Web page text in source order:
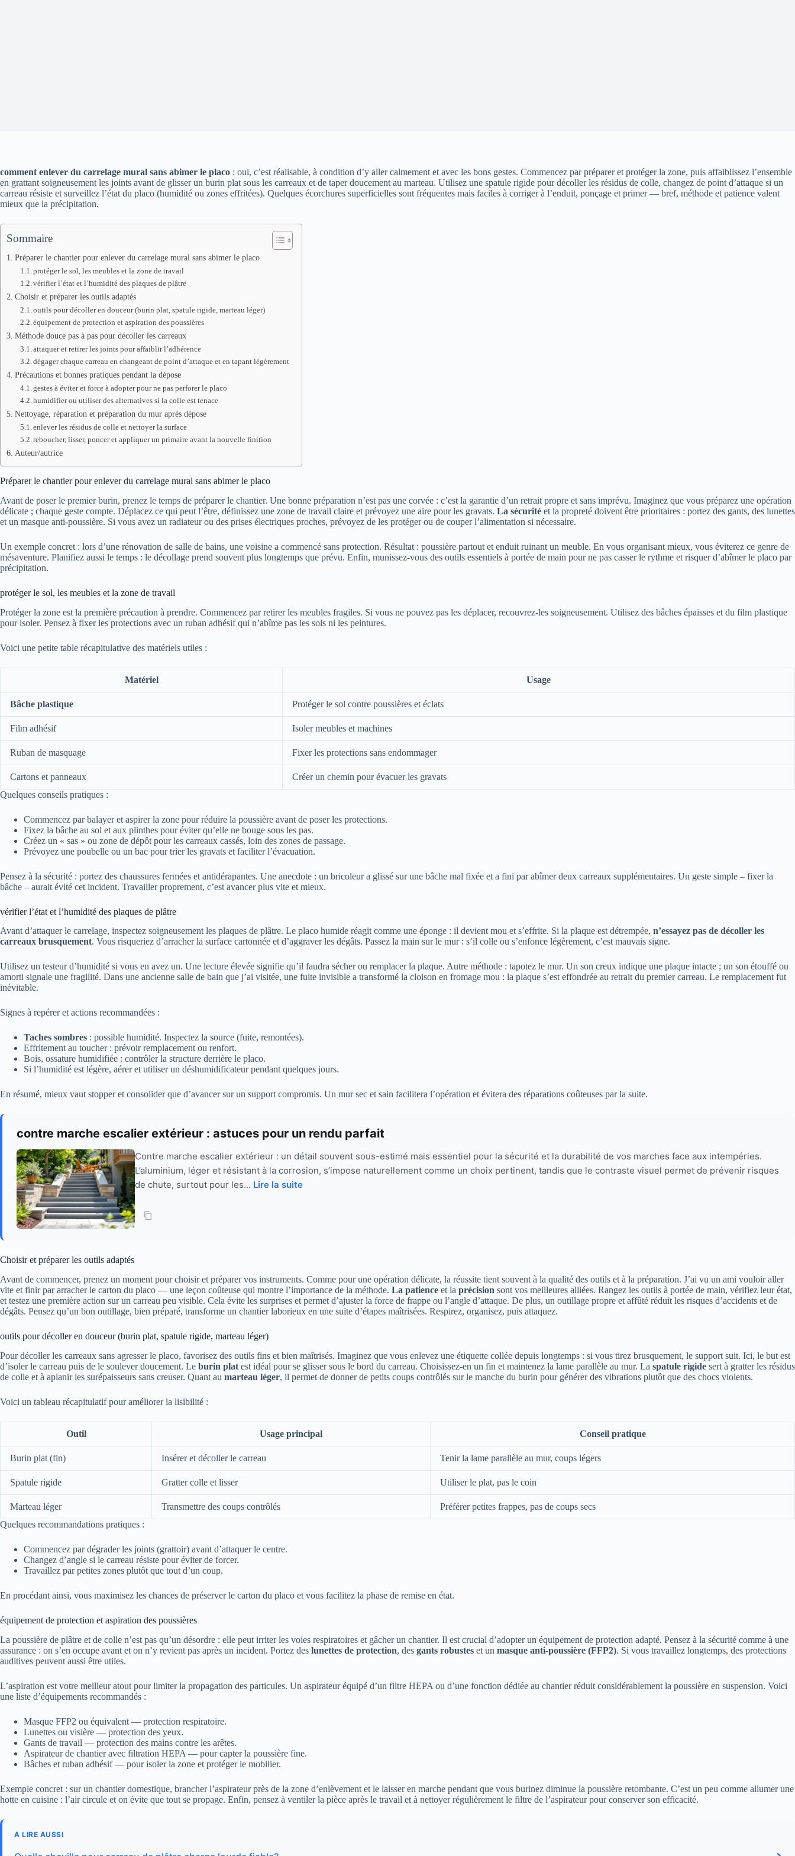
comment enlever du carrelage mural sans abimer le placo : oui, c’est réalisable, à condition d’y aller calmement et avec les bons gestes. Commencez par préparer et protéger la zone, puis affaiblissez l’ensemble
en grattant soigneusement les joints avant de glisser un burin plat sous les carreaux et de taper doucement au marteau. Utilisez une spatule rigide pour décoller les résidus de colle, changez de point d’attaque si un
carreau résiste et surveillez l’état du placo (humidité ou zones effritées). Quelques écorchures superficielles sont fréquentes mais faciles à corriger à l’enduit, ponçage et primer — bref, méthode et patience valent
mieux que la précipitation.
Sommaire
Préparer le chantier pour enlever du carrelage mural sans abimer le placo
protéger le sol, les meubles et la zone de travail
vérifier l’état et l’humidité des plaques de plâtre
Choisir et préparer les outils adaptés
outils pour décoller en douceur (burin plat, spatule rigide, marteau léger)
équipement de protection et aspiration des poussières
Méthode douce pas à pas pour décoller les carreaux
attaquer et retirer les joints pour affaiblir l’adhérence
dégager chaque carreau en changeant de point d’attaque et en tapant légèrement
Précautions et bonnes pratiques pendant la dépose
gestes à éviter et force à adopter pour ne pas perforer le placo
humidifier ou utiliser des alternatives si la colle est tenace
Nettoyage, réparation et préparation du mur après dépose
enlever les résidus de colle et nettoyer la surface
reboucher, lisser, poncer et appliquer un primaire avant la nouvelle finition
Auteur/autrice
Préparer le chantier pour enlever du carrelage mural sans abimer le placo
Avant de poser le premier burin, prenez le temps de préparer le chantier. Une bonne préparation n’est pas une corvée : c’est la garantie d’un retrait propre et sans imprévu. Imaginez que vous préparez une opération
délicate ; chaque geste compte. Déplacez ce qui peut l’être, définissez une zone de travail claire et prévoyez une aire pour les gravats. La sécurité et la propreté doivent être prioritaires : portez des gants, des lunettes
et un masque anti-poussière. Si vous avez un radiateur ou des prises électriques proches, prévoyez de les protéger ou de couper l’alimentation si nécessaire.
Un exemple concret : lors d’une rénovation de salle de bains, une voisine a commencé sans protection. Résultat : poussière partout et enduit ruinant un meuble. En vous organisant mieux, vous éviterez ce genre de
mésaventure. Planifiez aussi le temps : le décollage prend souvent plus longtemps que prévu. Enfin, munissez-vous des outils essentiels à portée de main pour ne pas casser le rythme et risquer d’abîmer le placo par
précipitation.
protéger le sol, les meubles et la zone de travail
Protéger la zone est la première précaution à prendre. Commencez par retirer les meubles fragiles. Si vous ne pouvez pas les déplacer, recouvrez-les soigneusement. Utilisez des bâches épaisses et du film plastique
pour isoler. Pensez à fixer les protections avec un ruban adhésif qui n’abîme pas les sols ni les peintures.
Voici une petite table récapitulative des matériels utiles :
Matériel Usage
Bâche plastique Protéger le sol contre poussières et éclats
Film adhésif Isoler meubles et machines
Ruban de masquage Fixer les protections sans endommager
Cartons et panneaux
Créer un chemin pour évacuer les gravats
Quelques conseils pratiques :
Commencez par balayer et aspirer la zone pour réduire la poussière avant de poser les protections.
Fixez la bâche au sol et aux plinthes pour éviter qu’elle ne bouge sous les pas.
Créez un « sas » ou zone de dépôt pour les carreaux cassés, loin des zones de passage.
Prévoyez une poubelle ou un bac pour trier les gravats et faciliter l’évacuation.
Pensez à la sécurité : portez des chaussures fermées et antidérapantes. Une anecdote : un bricoleur a glissé sur une bâche mal fixée et a fini par abîmer deux carreaux supplémentaires. Un geste simple – fixer la
bâche – aurait évité cet incident. Travailler proprement, c’est avancer plus vite et mieux.
vérifier l’état et l’humidité des plaques de plâtre
Avant d’attaquer le carrelage, inspectez soigneusement les plaques de plâtre. Le placo humide réagit comme une éponge : il devient mou et s’effrite. Si la plaque est détrempée, n’essayez pas de décoller les
carreaux brusquement. Vous risqueriez d’arracher la surface cartonnée et d’aggraver les dégâts. Passez la main sur le mur : s’il colle ou s’enfonce légèrement, c’est mauvais signe.
Utilisez un testeur d’humidité si vous en avez un. Une lecture élevée signifie qu’il faudra sécher ou remplacer la plaque. Autre méthode : tapotez le mur. Un son creux indique une plaque intacte ; un son étouffé ou
amorti signale une fragilité. Dans une ancienne salle de bain que j’ai visitée, une fuite invisible a transformé la cloison en fromage mou : la plaque s’est effondrée au retrait du premier carreau. Le remplacement fut
inévitable.
Signes à repérer et actions recommandées :
Taches sombres : possible humidité. Inspectez la source (fuite, remontées).
Effritement au toucher : prévoir remplacement ou renfort.
Bois, ossature humidifiée : contrôler la structure derrière le placo.
Si l’humidité est légère, aérer et utiliser un déshumidificateur pendant quelques jours.
En résumé, mieux vaut stopper et consolider que d’avancer sur un support compromis. Un mur sec et sain facilitera l’opération et évitera des réparations coûteuses par la suite.
contre marche escalier extérieur : astuces pour un rendu parfait
Contre marche escalier extérieur : un détail souvent sous-estimé mais essentiel pour la sécurité et la durabilité de vos marches face aux intempéries.
L’aluminium, léger et résistant à la corrosion, s’impose naturellement comme un choix pertinent, tandis que le contraste visuel permet de prévenir risques
de chute, surtout pour les... Lire la suite
Choisir et préparer les outils adaptés
Avant de commencer, prenez un moment pour choisir et préparer vos instruments. Comme pour une opération délicate, la réussite tient souvent à la qualité des outils et à la préparation. J’ai vu un ami vouloir aller
vite et finir par arracher le carton du placo — une leçon coûteuse qui montre l’importance de la méthode. La patience et la précision sont vos meilleures alliées. Rangez les outils à portée de main, vérifiez leur état,
et testez une première action sur un carreau peu visible. Cela évite les surprises et permet d’ajuster la force de frappe ou l’angle d’attaque. De plus, un outillage propre et affûté réduit les risques d’accidents et de
dégâts. Pensez qu’un bon outillage, bien préparé, transforme un chantier laborieux en une suite d’étapes maîtrisées. Respirez, organisez, puis attaquez.
outils pour décoller en douceur (burin plat, spatule rigide, marteau léger)
Pour décoller les carreaux sans agresser le placo, favorisez des outils fins et bien maîtrisés. Imaginez que vous enlevez une étiquette collée depuis longtemps : si vous tirez brusquement, le support suit. Ici, le but est
d’isoler le carreau puis de le soulever doucement. Le burin plat est idéal pour se glisser sous le bord du carreau. Choisissez-en un fin et maintenez la lame parallèle au mur. La spatule rigide sert à gratter les résidus
de colle et à aplanir les surépaisseurs sans creuser. Quant au marteau léger, il permet de donner de petits coups contrôlés sur le manche du burin pour générer des vibrations plutôt que des chocs violents.
Voici un tableau récapitulatif pour améliorer la lisibilité :
Outil Usage principal Conseil pratique
Burin plat (fin) Insérer et décoller le carreau Tenir la lame parallèle au mur, coups légers
Spatule rigide Gratter colle et lisser Utiliser le plat, pas le coin
Marteau léger Transmettre des coups contrôlés
Préférer petites frappes, pas de coups secs
Quelques recommandations pratiques :
Commencez par dégrader les joints (grattoir) avant d’attaquer le centre.
Changez d’angle si le carreau résiste pour éviter de forcer.
Travaillez par petites zones plutôt que tout d’un coup.
En procédant ainsi, vous maximisez les chances de préserver le carton du placo et vous facilitez la phase de remise en état.
équipement de protection et aspiration des poussières
La poussière de plâtre et de colle n’est pas qu’un désordre : elle peut irriter les voies respiratoires et gâcher un chantier. Il est crucial d’adopter un équipement de protection adapté. Pensez à la sécurité comme à une
assurance : on s’en occupe avant et on n’y revient pas après un incident. Portez des lunettes de protection, des gants robustes et un masque anti-poussière (FFP2). Si vous travaillez longtemps, des protections
auditives peuvent aussi être utiles.
L’aspiration est votre meilleur atout pour limiter la propagation des particules. Un aspirateur équipé d’un filtre HEPA ou d’une fonction dédiée au chantier réduit considérablement la poussière en suspension. Voici
une liste d’équipements recommandés :
Masque FFP2 ou équivalent — protection respiratoire.
Lunettes ou visière — protection des yeux.
Gants de travail — protection des mains contre les arêtes.
Aspirateur de chantier avec filtration HEPA — pour capter la poussière fine.
Bâches et ruban adhésif — pour isoler la zone et protéger le mobilier.
Exemple concret : sur un chantier domestique, brancher l’aspirateur près de la zone d’enlèvement et le laisser en marche pendant que vous burinez diminue la poussière retombante. C’est un peu comme allumer une
hotte en cuisine : l’air circule et on évite que tout se propage. Enfin, pensez à ventiler la pièce après le travail et à nettoyer régulièrement le filtre de l’aspirateur pour conserver son efficacité.
A LIRE AUSSI